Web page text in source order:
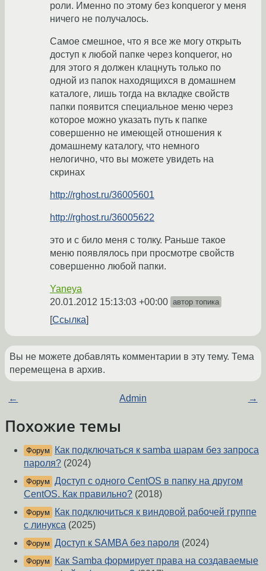
роли. Именно по этому без konqueror у меня
ничего не получалось.
Самое смешное, что я все же могу открыть
доступ к любой папке через konqueror, но
для этого я должен клацнуть только по
одной из папок находящихся в домашнем
каталоге, лишь тогда на вкладке свойств
папки появится специальное меню через
которое можно указать путь к папке
совершенно не имеющей отношения к
домашнему каталогу, что немного
нелогично, что вы можете увидеть на
скринах
http://rghost.ru/36005601
http://rghost.ru/36005622
это и с било меня с толку. Раньше такое
меню появлялось при просмотре свойств
совершенно любой папки.
Yaneya
20.01.2012 15:13:03 +00:00 автор топика
Ссылка
Вы не можете добавлять комментарии в эту тему. Тема
перемещена в архив.
← Admin →
Похожие темы
Форум
Как подключаться к samba шарам без запроса
пароля? (2024)
Форум Доступ с одного CentOS в папку на другом
CentOS. Как правильно? (2018)
Форум
Как подключиться к виндовой рабочей группе
с линукса (2025)
Форум Доступ к SAMBA без пароля (2024)
Форум
Как Samba формирует права на создаваемые